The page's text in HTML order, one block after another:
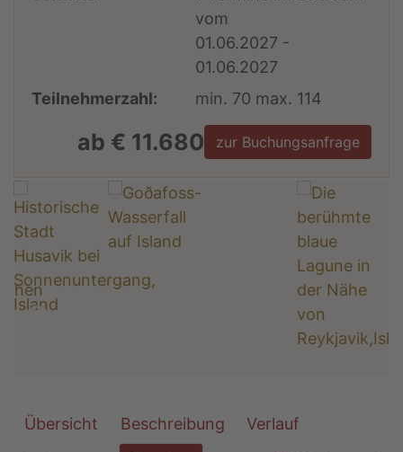
vom
01.06.2027 -
01.06.2027
Teilnehmerzahl:
min. 70 max. 114
ab € 11.680 zur Buchungsanfrage
Übersicht Beschreibung Verlauf